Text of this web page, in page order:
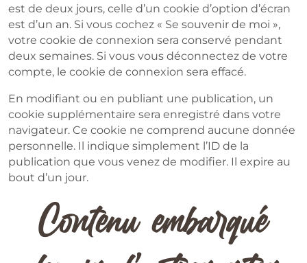
est de deux jours, celle d’un cookie d’option d’écran
est d’un an. Si vous cochez « Se souvenir de moi »,
votre cookie de connexion sera conservé pendant
deux semaines. Si vous vous déconnectez de votre
compte, le cookie de connexion sera effacé.
En modifiant ou en publiant une publication, un
cookie supplémentaire sera enregistré dans votre
navigateur. Ce cookie ne comprend aucune donnée
personnelle. Il indique simplement l’ID de la
publication que vous venez de modifier. Il expire au
bout d’un jour.
Contenu embarqué